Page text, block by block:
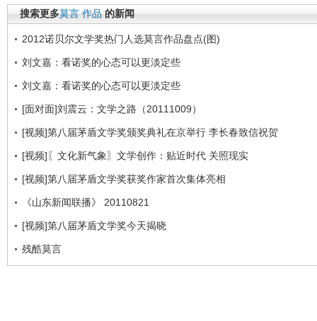
搜索更多莫言 作品 的新闻
2012诺贝尔文学奖热门人选莫言作品盘点(图)
刘文嘉：看诺奖的心态可以更淡定些
刘文嘉：看诺奖的心态可以更淡定些
[面对面]刘震云：文学之路（20111009）
[视频]第八届茅盾文学奖颁奖典礼在京举行 李长春致信祝贺
[视频]〖文化新气象〗文学创作：贴近时代 关照现实
[视频]第八届茅盾文学奖获奖作家首次集体亮相
《山东新闻联播》 20110821
[视频]第八届茅盾文学奖今天揭晓
残酷莫言